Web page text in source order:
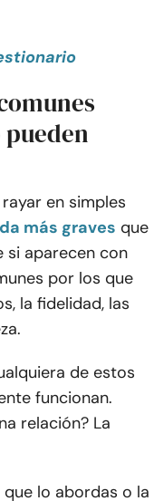
en simples
más graves que
si aparecen con
por los que
la fidelidad, las
de estos
funcionan.
relación? La
lo abordas o la